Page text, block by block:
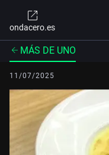
ondacero.es
MÁS DE UNO
11/07/2025